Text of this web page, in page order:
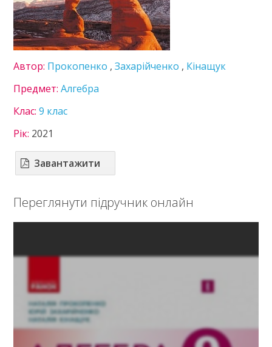
Зарубіжна література
Здоров'я
Інформатика
Історія України
Література
Мови нац. меншин
Мистецтво
Підприємництво
Правознавство
Українська література
Хімія
11 клас
ГДЗ
Статті
Автор: Прокопенко ,Захарійченко , Кінащук
Предмет:Алгебра
Клас:9 клас
Рік: 2021
Завантажити
Переглянути підручник онлайн